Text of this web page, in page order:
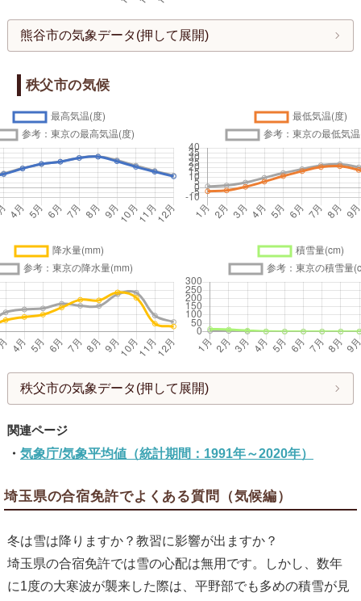
熊谷市の気象データ(押して展開)
秩父市の気候
秩父市の気象データ(押して展開)
気象庁/気象平均値（統計期間：1991年～2020年）
埼玉県の合宿免許でよくある質問（気候編）
冬は雪は降りますか？教習に影響が出ますか？
埼玉県の合宿免許では雪の心配は無用です。しかし、数年
に1度の大寒波が襲来した際は、平野部でも多めの積雪が見